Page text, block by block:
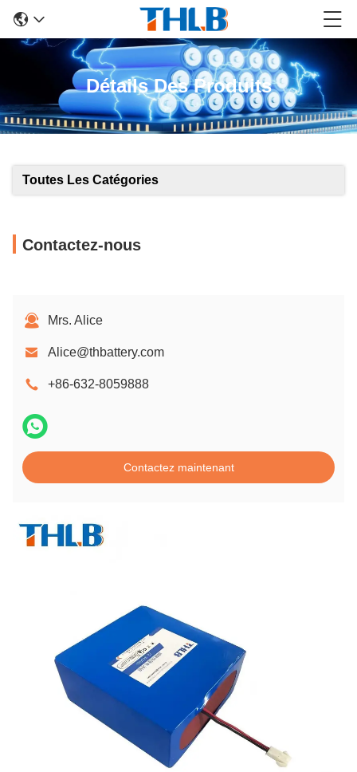
Détails Des Produits
Toutes Les Catégories
Contactez-nous
Mrs. Alice
Alice@thbattery.com
+86-632-8059888
Contactez maintenant